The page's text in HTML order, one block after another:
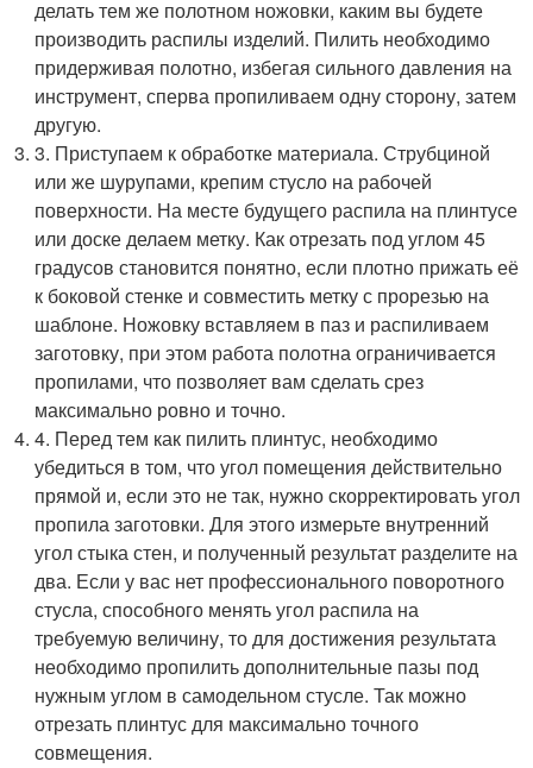
делать тем же полотном ножовки, каким вы будете
производить распилы изделий. Пилить необходимо
придерживая полотно, избегая сильного давления на
инструмент, сперва пропиливаем одну сторону, затем
другую.
3. Приступаем к обработке материала. Струбциной
или же шурупами, крепим стусло на рабочей
поверхности. На месте будущего распила на плинтусе
или доске делаем метку. Как отрезать под углом 45
градусов становится понятно, если плотно прижать её
к боковой стенке и совместить метку с прорезью на
шаблоне. Ножовку вставляем в паз и распиливаем
заготовку, при этом работа полотна ограничивается
пропилами, что позволяет вам сделать срез
максимально ровно и точно.
4. Перед тем как пилить плинтус, необходимо
убедиться в том, что угол помещения действительно
прямой и, если это не так, нужно скорректировать угол
пропила заготовки. Для этого измерьте внутренний
угол стыка стен, и полученный результат разделите на
два. Если у вас нет профессионального поворотного
стусла, способного менять угол распила на
требуемую величину, то для достижения результата
необходимо пропилить дополнительные пазы под
нужным углом в самодельном стусле. Так можно
отрезать плинтус для максимально точного
совмещения.